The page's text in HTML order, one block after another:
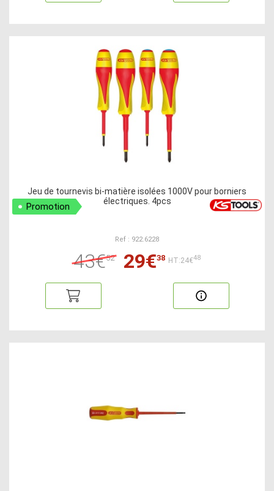
Jeu de tournevis bi-matière isolées 1000V pour borniers
électriques. 4pcs
Promotion
Ref : 922.6228
43€52 29€38 HT:24€48